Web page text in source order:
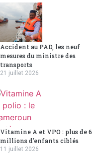
Accident au PAD, les neuf
mesures du ministre des
transports
21 juillet 2026
Vitamine A et VPO : plus de 6
millions d'enfants ciblés
11 juillet 2026